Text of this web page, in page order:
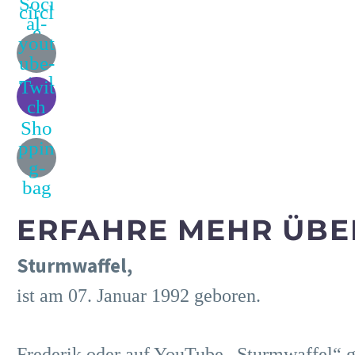
circl
e
al-
yout
ube-
circl
e
Twit
ch
Sho
ppin
g-
bag
ERFAHRE MEHR
Sturmwaffel,
ist am 07. Januar 1992 geboren.